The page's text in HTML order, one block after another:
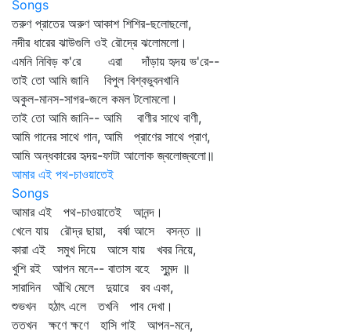
Songs
তরুণ প্রাতের অরুণ আকাশ শিশির-ছলোছলো,
নদীর ধারের ঝাউগুলি ওই রৌদ্রে ঝলোমলো।
এমনি নিবিড় ক'রে এরা দাঁড়ায় হৃদয় ভ'রে--
তাই তো আমি জানি বিপুল বিশ্বভুবনখানি
অকুল-মানস-সাগর-জলে কমল টলোমলো।
তাই তো আমি জানি-- আমি বাণীর সাথে বাণী,
আমি গানের সাথে গান, আমি প্রাণের সাথে প্রাণ,
আমি অন্ধকারের হৃদয়-ফাটা আলোক জ্বলোজ্বলো॥
আমার এই পথ-চাওয়াতেই
Songs
আমার এই পথ-চাওয়াতেই আনন্দ।
খেলে যায় রৌদ্র ছায়া, বর্ষা আসে বসন্ত ॥
কারা এই সমুখ দিয়ে আসে যায় খবর নিয়ে,
খুশি রই আপন মনে-- বাতাস বহে সুমন্দ ॥
সারাদিন আঁখি মেলে দুয়ারে রব একা,
শুভখন হঠাৎ এলে তখনি পাব দেখা।
ততখন ক্ষণে ক্ষণে হাসি গাই আপন-মনে,